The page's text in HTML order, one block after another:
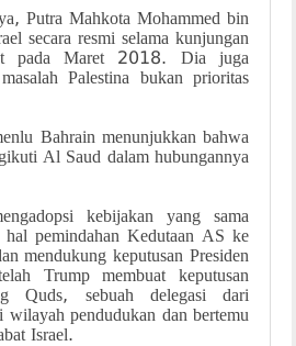
Putra Mahkota Mohammed bin
secara resmi selama kunjungan
pada Maret 2018. Dia juga
Palestina bukan prioritas
Bahrain menunjukkan bahwa
Al Saud dalam hubungannya
kebijakan yang sama
hal pemindahan Kedutaan AS ke
mendukung keputusan Presiden
Trump membuat keputusan
Quds, sebuah delegasi dari
wilayah pendudukan dan bertemu
Israel.